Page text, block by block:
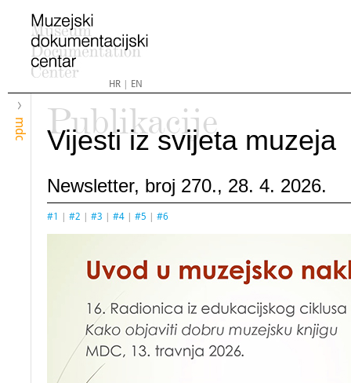
HR| EN
mdc
Publikacije
Vijesti iz svijeta muzeja
Newsletter, broj 270., 28. 4. 2026.
#1 #2 #3 #4 #5 #6